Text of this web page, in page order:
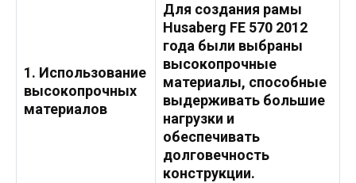
1. Использование
высокопрочных
материалов
Для создания рамы
Husaberg FE 570 2012
года были выбраны
высокопрочные
материалы, способные
выдерживать большие
нагрузки и
обеспечивать
долговечность
конструкции.